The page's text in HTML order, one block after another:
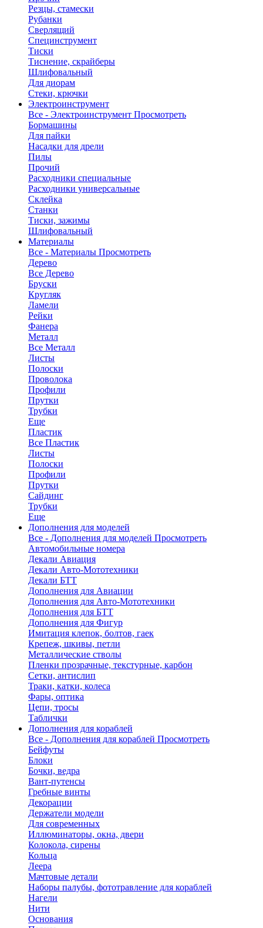
Резцы, стамески
Рубанки
Сверлящий
Специнструмент
Тиски
Тиснение, скрайберы
Шлифовальный
Для диорам
Стеки, крючки
Электроинструмент
Все - Электроинструмент Просмотреть
Бормашины
Для пайки
Насадки для дрели
Пилы
Прочий
Расходники специальные
Расходники универсальные
Склейка
Станки
Тиски, зажимы
Шлифовальный
Материалы
Все - Материалы Просмотреть
Дерево
Все Дерево
Бруски
Кругляк
Ламели
Рейки
Фанера
Металл
Все Металл
Листы
Полоски
Проволока
Профили
Прутки
Трубки
Еще
Пластик
Все Пластик
Листы
Полоски
Профили
Прутки
Сайдинг
Трубки
Еще
Дополнения для моделей
Все - Дополнения для моделей Просмотреть
Автомобильные номера
Декали Авиация
Декали Авто-Мототехники
Декали БТТ
Дополнения для Авиации
Дополнения для Авто-Мототехники
Дополнения для БТТ
Дополнения для Фигур
Имитация клепок, болтов, гаек
Крепеж, шкивы, петли
Металлические стволы
Пленки прозрачные, текстурные, карбон
Сетки, антислип
Траки, катки, колеса
Фары, оптика
Цепи, тросы
Таблички
Дополнения для кораблей
Все - Дополнения для кораблей Просмотреть
Бейфуты
Блоки
Бочки, ведра
Вант-путенсы
Гребные винты
Декорации
Держатели модели
Для современных
Иллюминаторы, окна, двери
Колокола, сирены
Кольца
Леера
Мачтовые детали
Наборы палубы, фототравление для кораблей
Нагели
Нити
Основания